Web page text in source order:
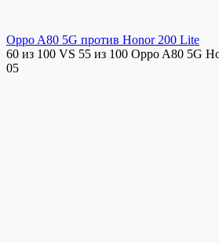
Oppo A80 5G против Honor 200 Lite
60 из 100 VS 55 из 100 Oppo A80 5G
05